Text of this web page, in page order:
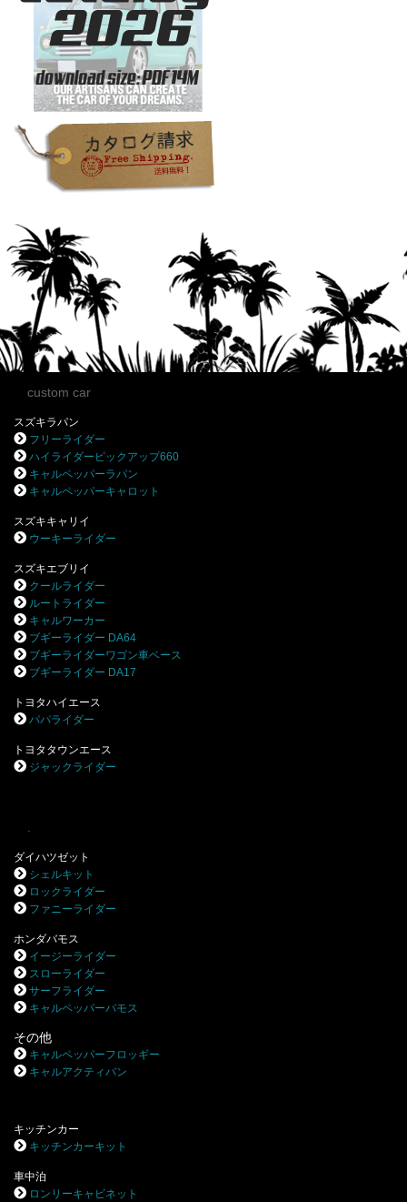
custom car
スズキラパン
フリーライダー
ハイライダーピックアップ660
キャルペッパーラパン
キャルペッパーキャロット
スズキキャリイ
ウーキーライダー
スズキエブリイ
クールライダー
ルートライダー
キャルワーカー
ブギーライダー DA64
ブギーライダーワゴン車ベース
ブギーライダー DA17
トヨタハイエース
パパライダー
トヨタタウンエース
ジャックライダー
ダイハツゼット
シェルキット
ロックライダー
ファニーライダー
ホンダバモス
イージーライダー
スローライダー
サーフライダー
キャルペッパーバモス
その他
キャルペッパーフロッギー
キャルアクティバン
キッチンカー
キッチンカーキット
車中泊
ロンリーキャビネット